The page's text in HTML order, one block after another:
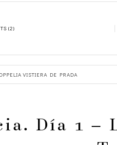
(2)
VISTIERA DE PRADA
Día 1 –